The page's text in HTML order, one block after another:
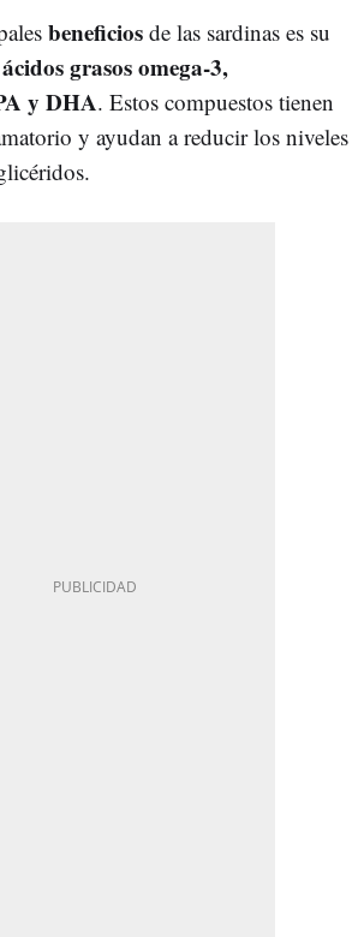
beneficios de las sardinas es su
ácidos grasos omega-3,
y DHA. Estos compuestos tienen
y ayudan a reducir los niveles